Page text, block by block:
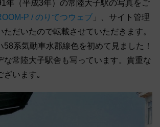
年（平成3年）の常陸大子駅の写真をご
P / のりてつウェブ 」、サイト管理
ただいたので転載させていただきます。
58系気動車水郡線色を初めて見ました！
な常陸大子駅舎も写っています。貴重な
ざいます｡